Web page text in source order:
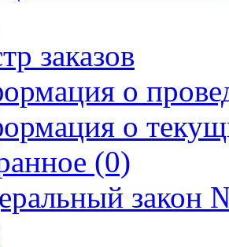
заказов
о
о
(0)
закон